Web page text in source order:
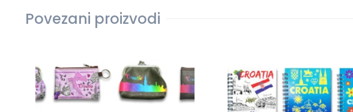
Povezani proizvodi